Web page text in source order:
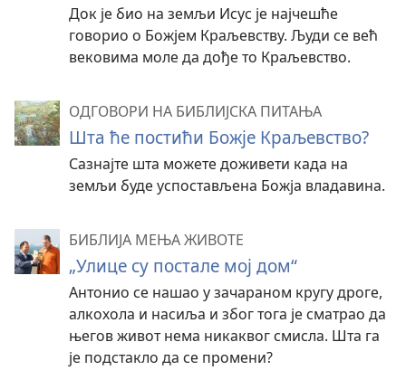
Док је био на земљи Исус је најчешће
говорио о Божјем Краљевству. Људи се већ
вековима моле да дође то Краљевство.
ОДГОВОРИ НА БИБЛИЈСКА ПИТАЊА
Шта ће постићи Божје Краљевство?
Сазнајте шта можете доживети када на
земљи буде успостављена Божја владавина.
БИБЛИЈА МЕЊА ЖИВОТЕ
„Улице су постале мој дом“
Антонио се нашао у зачараном кругу дроге,
алкохола и насиља и због тога је сматрао да
његов живот нема никаквог смисла. Шта га
је подстакло да се промени?